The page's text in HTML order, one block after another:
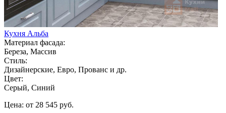
Кухня Альба
Материал фасада:
Береза, Массив
Стиль:
Дизайнерские, Евро, Прованс и др.
Цвет:
Серый, Синий
Цена: от 28 545 руб.